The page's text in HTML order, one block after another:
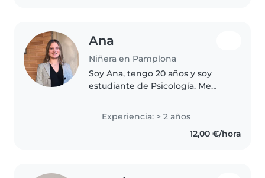
Ana
Niñera en Pamplona
Soy Ana, tengo 20 años y soy
estudiante de Psicología. Me
responsable, cariñosa, paciente y
alegre. Me encanta pasar tiempo
con los niños y acompañarlos en
Experiencia: > 2 años
12,00 €/hora